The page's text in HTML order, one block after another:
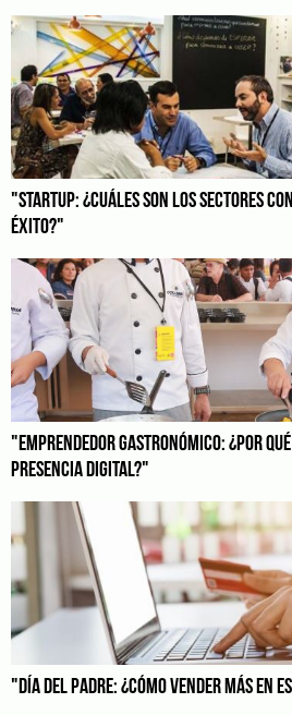
"STARTUP: ¿CUÁLES SON LOS SECTORES
ÉXITO?"
"EMPRENDEDOR GASTRONÓMICO: ¿POR
PRESENCIA DIGITAL?"
"DÍA DEL PADRE: ¿CÓMO VENDER MÁS EN